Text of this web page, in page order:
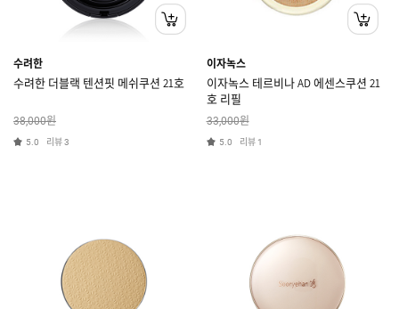
수려한
수려한 더블랙 텐션핏 메쉬쿠션 21호
38,000원
5.0 리뷰3
이자녹스
이자녹스 테르비나 AD 에센스쿠션 21
호 리필
33,000원
5.0 리뷰 1